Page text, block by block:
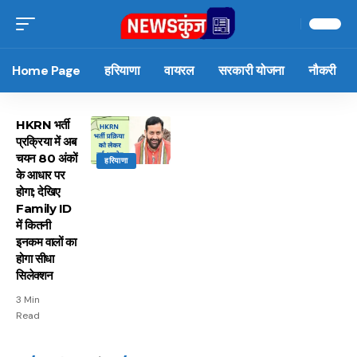
Home Page हरियाणा वायरल सरकारी योजना नौकरी
हरियाणा
HKRN भर्ती
प्रक्रिया में अब
चयन 80 अंकों
के आधार पर
होगा; देखिए
Family ID
में कितनी
इनकम वालों का
होगा सीधा
सिलेक्शन
3 Min
Read
15 नवंबर से लागू होंगे